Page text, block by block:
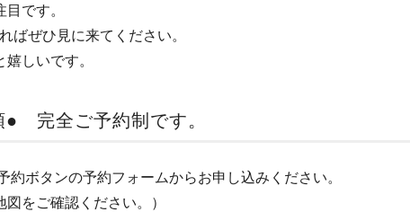
です。
ばぜひ見に来てください。
しいです。
● 完全ご予約制です。
約ボタンの予約フォームからお申し込みください。
をご確認ください。）